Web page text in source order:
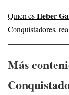
Quién esHeber
Conquistadores,
Más